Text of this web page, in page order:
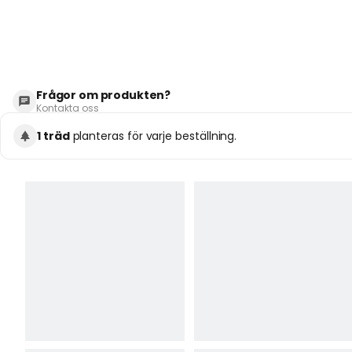
Frågor om produkten?
Kontakta oss
1 trädplanteras för varje beställning.